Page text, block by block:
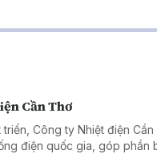
Cần Thơ
Công ty Nhiệt điện
điện quốc gia, góp phần